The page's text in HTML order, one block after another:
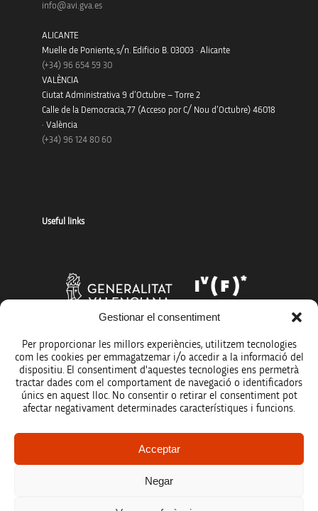
Gestionar el consentiment
Per proporcionar les millors experiències, utilitzem tecnologies
com les cookies per emmagatzemar i/o accedir a la informació del
dispositiu. El consentiment d'aquestes tecnologies ens permetrà
tractar dades com el comportament de navegació o identificadors
únics en aquest lloc. No consentir o retirar el consentiment pot
afectar negativament determinades característiques i funcions.
Acceptar
Negar
info@avi.gva.es
ALICANTE
Muelle de Poniente, s/n. Edificio B. 03003 · Alicante
(+34) 96 654 59 30
VALÈNCIA
Ciutat Administrativa 9 d’Octubre – Torre 2
Calle de la Democracia, 77 (Acceso por C/ Nou d’Octubre) 46018
· València
(+34) 96 124 80 60
Useful links